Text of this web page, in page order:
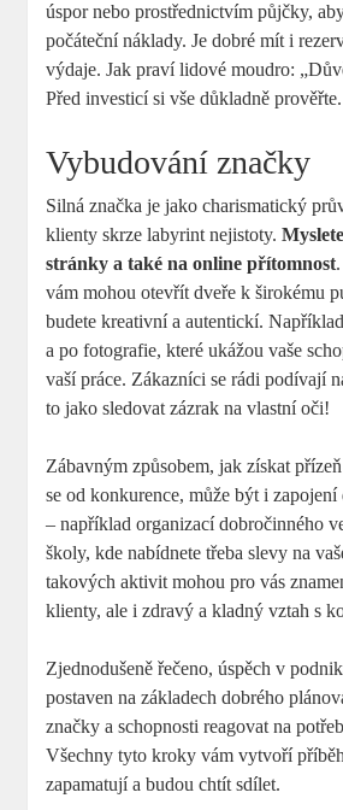
úspor nebo prostřednictvím půjčky,
počáteční náklady. Je dobré mít i
výdaje. Jak praví lidové moudro:
Před investicí si vše důkladně prověřte.
Vybudování značky
Silná značka je jako charismatický
klienty skrze labyrint nejistoty.
stránky a také na online přítomnost
vám mohou otevřít dveře k širokému
budete kreativní a autentickí.
a po fotografie, které ukážou vaše
vaší práce. Zákazníci se rádi podívají
to jako sledovat zázrak na vlastní oči!
Zábavným způsobem, jak získat
se od konkurence, může být i
– například organizací dobročinného
školy, kde nabídnete třeba slevy na
takových aktivit mohou pro vás
klienty, ale i zdravý a kladný vztah s
Zjednodušeně řečeno, úspěch v
postaven na základech dobrého
značky a schopnosti reagovat na
Všechny tyto kroky vám vytvoří
zapamatují a budou chtít sdílet.